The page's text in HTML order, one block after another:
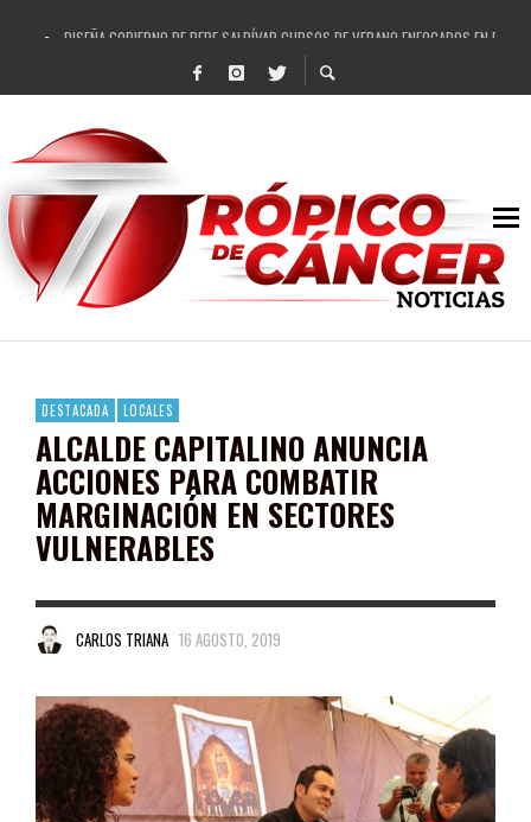
DISEÑA GOBIERNO DE PEPE SALDÍVAR CURSOS DE VERANO ENFOCADOS EN
REFRENDAN LOS 28 DELEGADOS Y 14 COMISARIADOS DE GUADALUPE APOYO A
FORTALECE GOBIERNO DE PEPE SALDÍVAR LA EDUCACIÓN EN LA ZACATECANA
GOBIERNO DE PEPE SALDÍVAR Y GRUPO FEMSA GENERAN MÁS DE 3 MIL EMPLEOS
CUARTA FERIA EXPO AGROPECUARIA TRAJO BENEFICIO DIRECTO A GUADALUPE:
RECONOCE PEPE SALDÍVAR A ARTISTA ZACATECANA VICTORIA HERNÁNDEZ
EGRESA GOBIERNO DE PEPE SALDÍVAR A 500 NUEVAS EMPRESARIAS
SON MUJERES GUADALUPENSES PRINCIPALES BENEFICIADAS DEL PROGRAMA
DESTACADA LOCALES
ALCALDE CAPITALINO ANUNCIA
ACCIONES PARA COMBATIR
MARGINACIÓN EN SECTORES
VULNERABLES
CARLOS TRIANA 16 AGOSTO, 2019